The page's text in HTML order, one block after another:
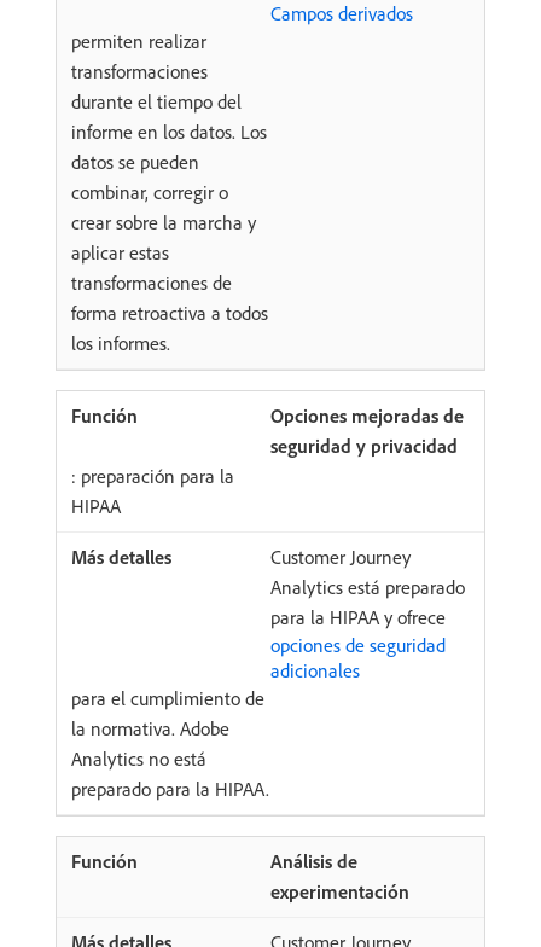
Campos derivados
permiten realizar
transformaciones
durante el tiempo del
informe en los datos. Los
datos se pueden
combinar, corregir o
crear sobre la marcha y
aplicar estas
transformaciones de
forma retroactiva a todos
los informes.
Opciones mejoradas de
seguridad y privacidad
: preparación para la
HIPAA
Customer Journey
Analytics está preparado
para la HIPAA y ofrece
opciones de seguridad
adicionales
para el cumplimiento de
la normativa. Adobe
Analytics no está
preparado para la HIPAA.
Análisis de
experimentación
Customer Journey